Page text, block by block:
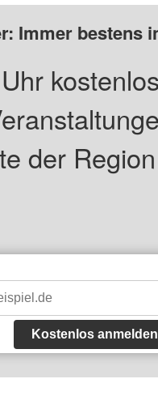
Immer bestens
der
Kostenlos anmelden